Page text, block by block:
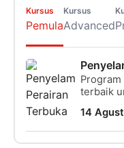
Kursus
Pemula
Kursus
Advanced
terbaik
air
14